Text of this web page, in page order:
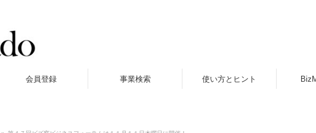
会員登録 事業検索 使い方とヒント